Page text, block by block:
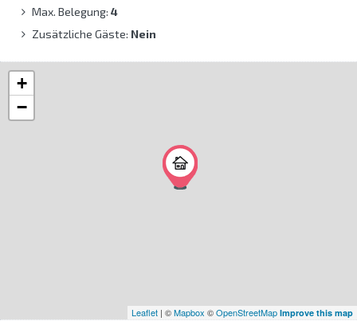
Max. Belegung: 4
Zusätzliche Gäste: Nein
+
−
Leaflet | ©Mapbox ©OpenStreetMap Improve this map